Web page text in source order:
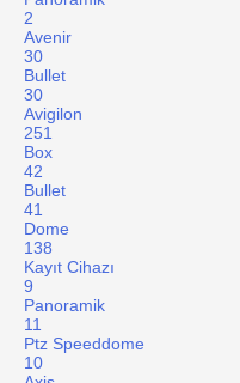
2
Avenir
30
Bullet
30
Avigilon
251
Box
42
Bullet
41
Dome
138
Kayıt Cihazı
9
Panoramik
11
Ptz Speeddome
10